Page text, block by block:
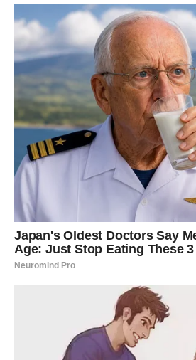
Pomiješajte sve sastojke, osim
blenderu. Miješajte dok smjesa ne
pazeći da u brašnu nema grudica.
preostale sastojke i kuhajte na srednje
početku ostavite da se pravilno ispeče
trajanje od 5 do 10 sekundi je dovoljno.
između slojeva za posluživanje.
Želim sreću onima koji to pokušaju i
iskustvo. Do sljedećeg puta,